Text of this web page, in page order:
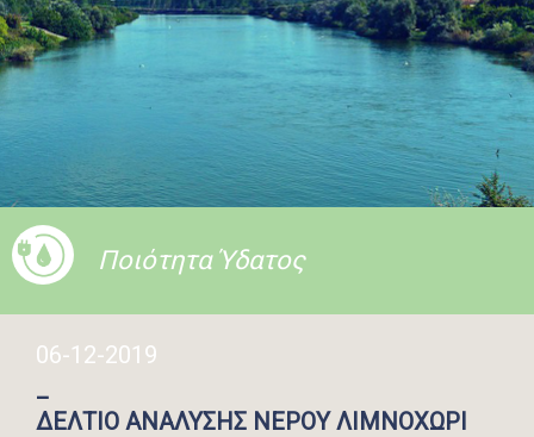
Ποιότητα Ύδατος
06-12-2019
_
ΔΕΛΤΙΟ ΑΝΑΛΥΣΗΣ ΝΕΡΟΥ ΛΙΜΝΟΧΩΡΙ